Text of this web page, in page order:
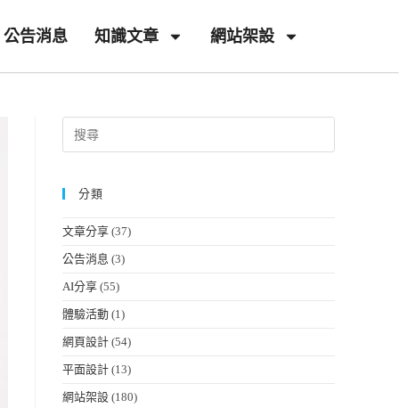
公告消息 知識文章 網站架設
分類
文章分享 (37)
公告消息 (3)
AI分享 (55)
體驗活動 (1)
網頁設計 (54)
平面設計 (13)
網站架設 (180)